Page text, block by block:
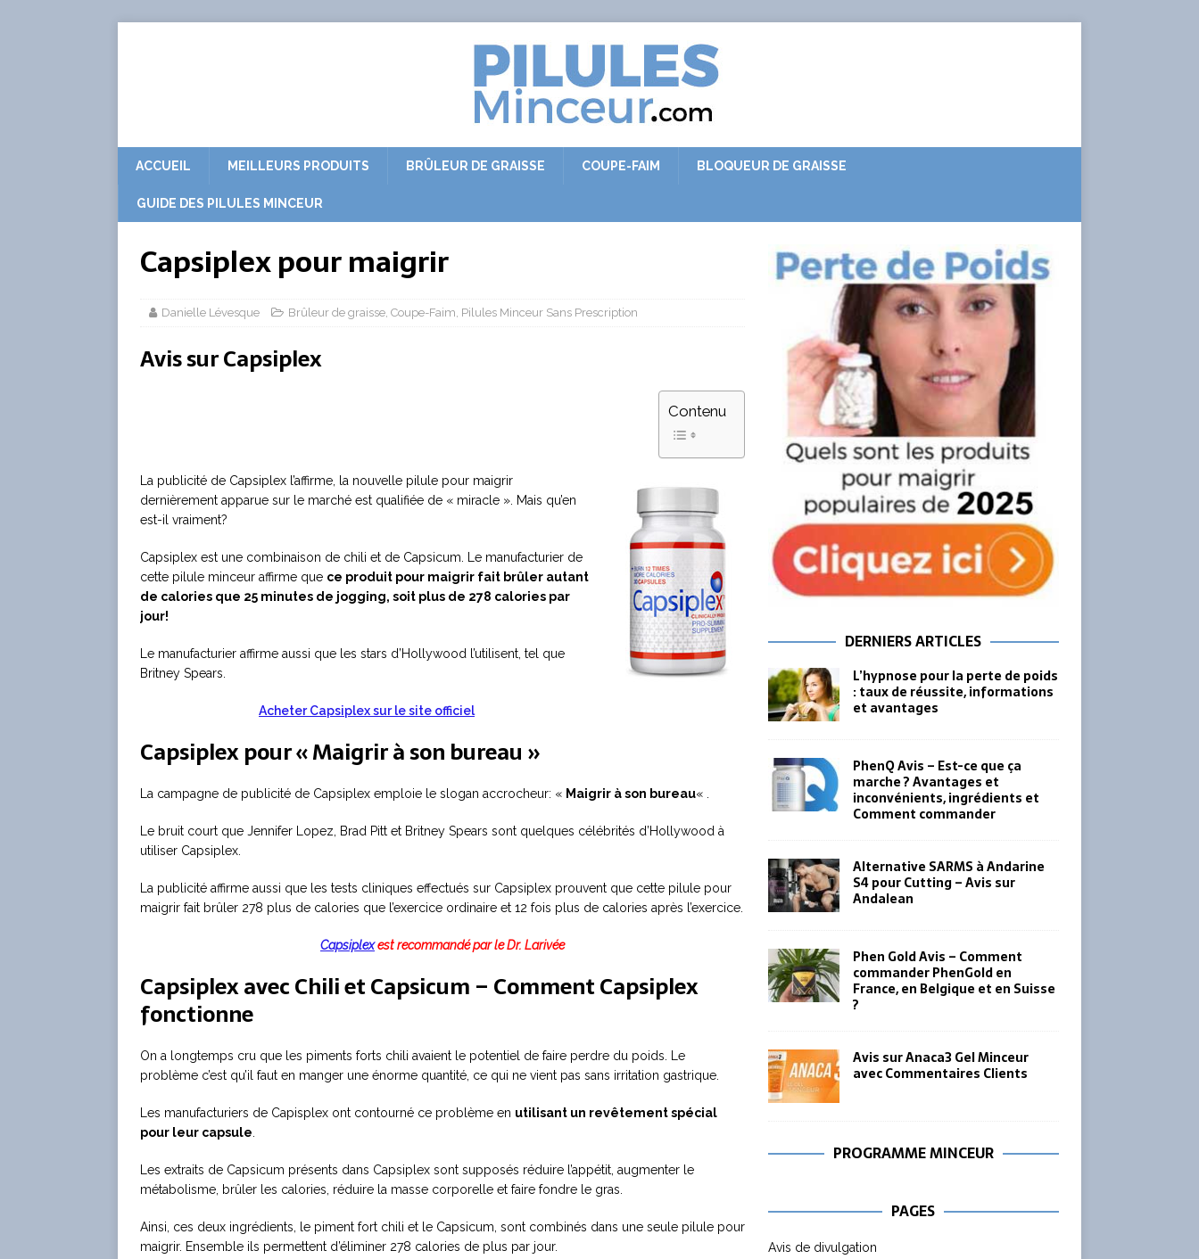
ACCUEIL MEILLEURS PRODUITS BRÛLEUR DE GRAISSE COUPE-FAIM BLOQUEUR DE GRAISSE
GUIDE DES PILULES MINCEUR
Capsiplex pour maigrir
Danielle Lévesque Brûleur de graisse, Coupe-Faim, Pilules Minceur Sans Prescription
Avis sur Capsiplex
Contenu
La publicité de Capsiplex l’affirme, la nouvelle pilule pour maigrir
dernièrement apparue sur le marché est qualifiée de « miracle ». Mais qu’en
est-il vraiment?
Capsiplex est une combinaison de chili et de Capsicum. Le manufacturier de
cette pilule minceur affirme que ce produit pour maigrir fait brûler autant
de calories que 25 minutes de jogging, soit plus de 278 calories par
jour!
Le manufacturier affirme aussi que les stars d’Hollywood l’utilisent, tel que
Britney Spears.
Acheter Capsiplex sur le site officiel
Capsiplex pour « Maigrir à son bureau »
La campagne de publicité de Capsiplex emploie le slogan accrocheur: « Maigrir à son bureau« .
Le bruit court que Jennifer Lopez, Brad Pitt et Britney Spears sont quelques célébrités d’Hollywood à
utiliser Capsiplex.
La publicité affirme aussi que les tests cliniques effectués sur Capsiplex prouvent que cette pilule pour
maigrir fait brûler 278 plus de calories que l’exercice ordinaire et 12 fois plus de calories après l’exercice.
Capsiplexest recommandé par le Dr. Larivée
Capsiplex avec Chili et Capsicum – Comment Capsiplex
fonctionne
On a longtemps cru que les piments forts chili avaient le potentiel de faire perdre du poids. Le
problème c’est qu’il faut en manger une énorme quantité, ce qui ne vient pas sans irritation gastrique.
Les manufacturiers de Capisplex ont contourné ce problème en utilisant un revêtement spécial
pour leur capsule
Les extraits de Capsicum présents dans Capsiplex sont supposés réduire l’appétit, augmenter le
métabolisme, brûler les calories, réduire la masse corporelle et faire fondre le gras.
Ainsi, ces deux ingrédients, le piment fort chili et le Capsicum, sont combinés dans une seule pilule pour
maigrir. Ensemble ils permettent d’éliminer 278 calories de plus par jour.
DERNIERS ARTICLES
L’hypnose pour la perte de poids
: taux de réussite, informations
et avantages
PhenQ Avis – Est-ce que ça
marche ? Avantages et
inconvénients, ingrédients et
Comment commander
Alternative SARMS à Andarine
S4 pour Cutting – Avis sur
Andalean
Phen Gold Avis – Comment
commander PhenGold en
France, en Belgique et en Suisse
?
Avis sur Anaca3 Gel Minceur
avec Commentaires Clients
PROGRAMME MINCEUR
PAGES
Avis de divulgation